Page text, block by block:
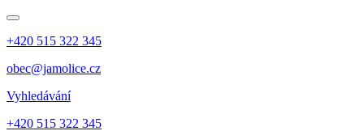
+420 515 322 345
obec@jamolice.cz
Vyhledávání
+420 515 322 345